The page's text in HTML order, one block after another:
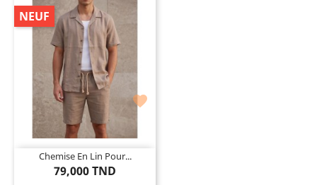

Chemise En Lin Pour...
79,000 TND
NEUF